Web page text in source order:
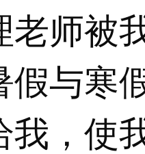
老师被
假与寒
我，使